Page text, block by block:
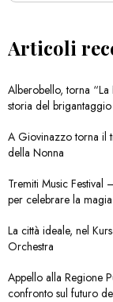
Articoli
Alberobello, torna
storia del brigantaggio
A Giovinazzo torna il
della Nonna
Tremiti Music Festival
per celebrare la
La città ideale, nel
Orchestra
Appello alla Regione
confronto sul futuro